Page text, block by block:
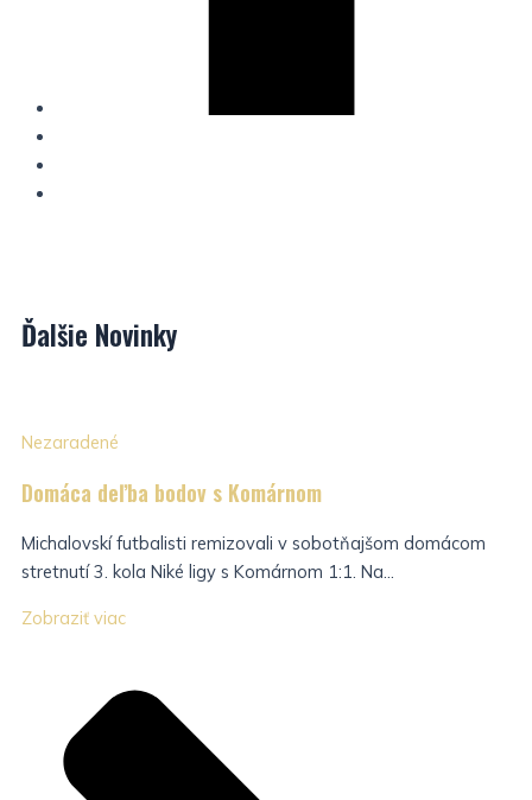
Ďalšie Novinky
Nezaradené
Domáca deľba bodov s Komárnom
Michalovskí futbalisti remizovali v sobotňajšom domácom
stretnutí 3. kola Niké ligy s Komárnom 1:1. Na...
Zobraziť viac